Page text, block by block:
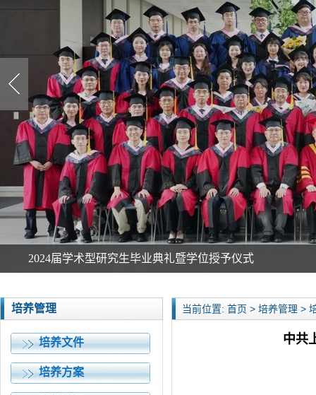
2024届学术型研究生毕业典礼暨学位授予仪式
培养管理
培养文件
培养方案
当前位置: 首页 > 培养管理 >
中共